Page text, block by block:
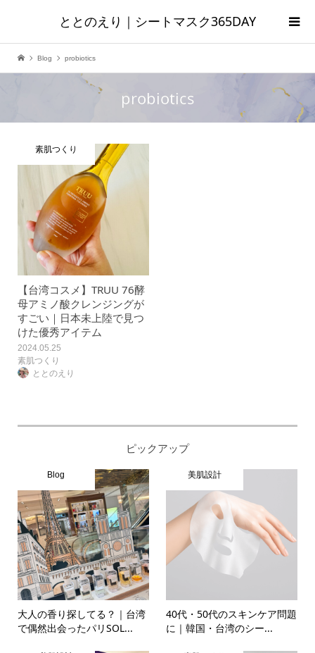
ととのえり｜シートマスク365DAY
Blog probiotics
probiotics
素肌つくり
【台湾コスメ】TRUU 76酵
母アミノ酸クレンジングが
すごい｜日本未上陸で見つ
けた優秀アイテム
2024.05.25
素肌つくり
ととのえり
ピックアップ
Blog
大人の香り探してる？｜台湾
で偶然出会ったパリSOL...
美肌設計
40代・50代のスキンケア問題
に｜韓国・台湾のシー...